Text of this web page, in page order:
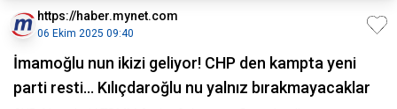
https://haber.mynet.com
06 Ekim 2025 09:40
İmamoğlu nun ikizi geliyor! CHP den kampta yeni
parti resti... Kılıçdaroğlu nu yalnız bırakmayacaklar